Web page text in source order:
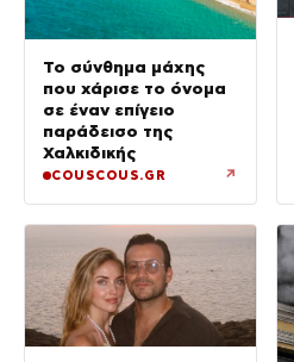
Το σύνθημα μάχης
που χάρισε το όνομα
σε έναν επίγειο
παράδεισο της
Χαλκιδικής
COUSCOUS.GR ↗